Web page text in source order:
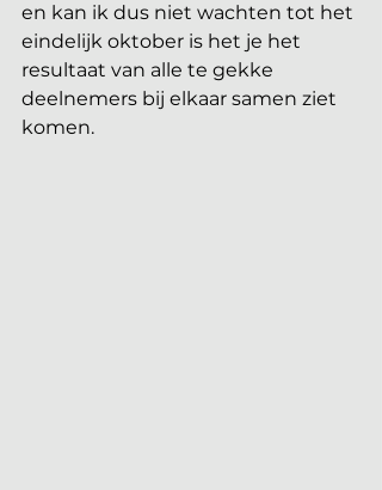
en kan ik dus niet wachten tot het
eindelijk oktober is het je het
resultaat van alle te gekke
deelnemers bij elkaar samen ziet
komen.